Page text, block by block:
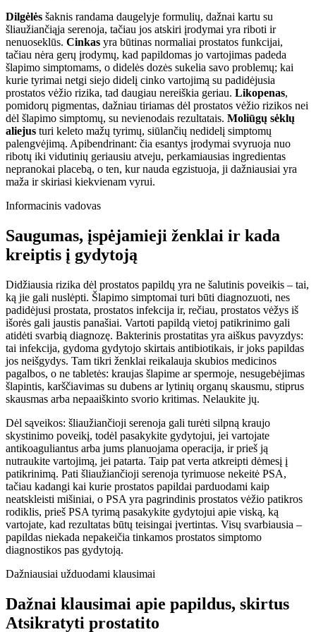
Dilgėlės šaknis randama daugelyje formulių, dažnai kartu su
šliaužiančiąja serenoja, tačiau jos atskiri įrodymai yra riboti ir
nenuoseklūs. Cinkas yra būtinas normaliai prostatos funkcijai,
tačiau nėra gerų įrodymų, kad papildomas jo vartojimas padeda
šlapimo simptomams, o didelės dozės sukelia savo problemų; kai
kurie tyrimai netgi siejo didelį cinko vartojimą su padidėjusia
prostatos vėžio rizika, tad daugiau nereiškia geriau. Likopenas,
pomidorų pigmentas, dažniau tiriamas dėl prostatos vėžio rizikos nei
dėl šlapimo simptomų, su nevienodais rezultatais. Moliūgų sėklų
aliejus turi keleto mažų tyrimų, siūlančių nedidelį simptomų
palengvėjimą. Apibendrinant: čia esantys įrodymai svyruoja nuo
ribotų iki vidutinių geriausiu atveju, perkamiausias ingredientas
nepranokai placebą, o ten, kur nauda egzistuoja, ji dažniausiai yra
maža ir skiriasi kiekvienam vyrui.
Informacinis vadovas
Saugumas, įspėjamieji ženklai ir kada
kreiptis į gydytoją
Didžiausia rizika dėl prostatos papildų yra ne šalutinis poveikis – tai,
ką jie gali nuslėpti. Šlapimo simptomai turi būti diagnozuoti, nes
padidėjusi prostata, prostatos infekcija ir, rečiau, prostatos vėžys iš
išorės gali jaustis panašiai. Vartoti papildą vietoj patikrinimo gali
atidėti svarbią diagnozę. Bakterinis prostatitas yra aiškus pavyzdys:
tai infekcija, gydoma gydytojo skirtais antibiotikais, ir joks papildas
jos neišgydys. Tam tikri ženklai reikalauja skubios medicinos
pagalbos, o ne tabletės: kraujas šlapime ar spermoje, nesugebėjimas
šlapintis, karščiavimas su dubens ar lytinių organų skausmu, stiprus
skausmas arba nepaaiškinto svorio kritimas. Nelaukite jų.
Dėl sąveikos: šliaužiančioji serenoja gali turėti silpną kraujo
skystinimo poveikį, todėl pasakykite gydytojui, jei vartojate
antikoaguliantus arba jums planuojama operacija, ir prieš ją
nutraukite vartojimą, jei patarta. Taip pat verta atkreipti dėmesį į
patikrinimą. Pati šliaužiančioji serenoja tyrimuose nekeitė PSA,
tačiau kadangi kai kurie prostatos papildai parduodami kaip
neatskleisti mišiniai, o PSA yra pagrindinis prostatos vėžio patikros
rodiklis, prieš PSA tyrimą pasakykite gydytojui apie viską, ką
vartojate, kad rezultatas būtų teisingai įvertintas. Visų svarbiausia –
papildas niekada nepakeičia tinkamos prostatos simptomo
diagnostikos pas gydytoją.
Dažniausiai užduodami klausimai
Dažnai klausimai apie papildus, skirtus
Atsikratyti prostatito